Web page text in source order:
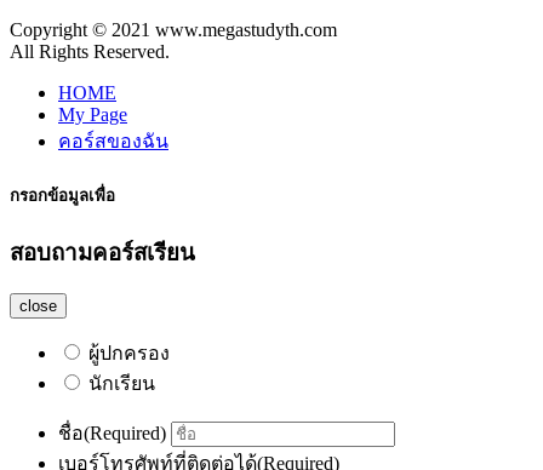
Copyright © 2021 www.megastudyth.com
All Rights Reserved.
HOME
My Page
คอร์สของฉัน
กรอกข้อมูลเพื่อ
สอบถามคอร์สเรียน
close
ผู้ปกครอง
นักเรียน
ชื่อ(Required)
เบอร์โทรศัพท์ที่ติดต่อได้(Required)